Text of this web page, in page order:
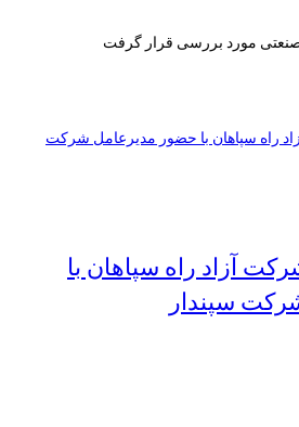
مورد بررسی قرار گرفت
آزاد راه سپاهان با
سپندار